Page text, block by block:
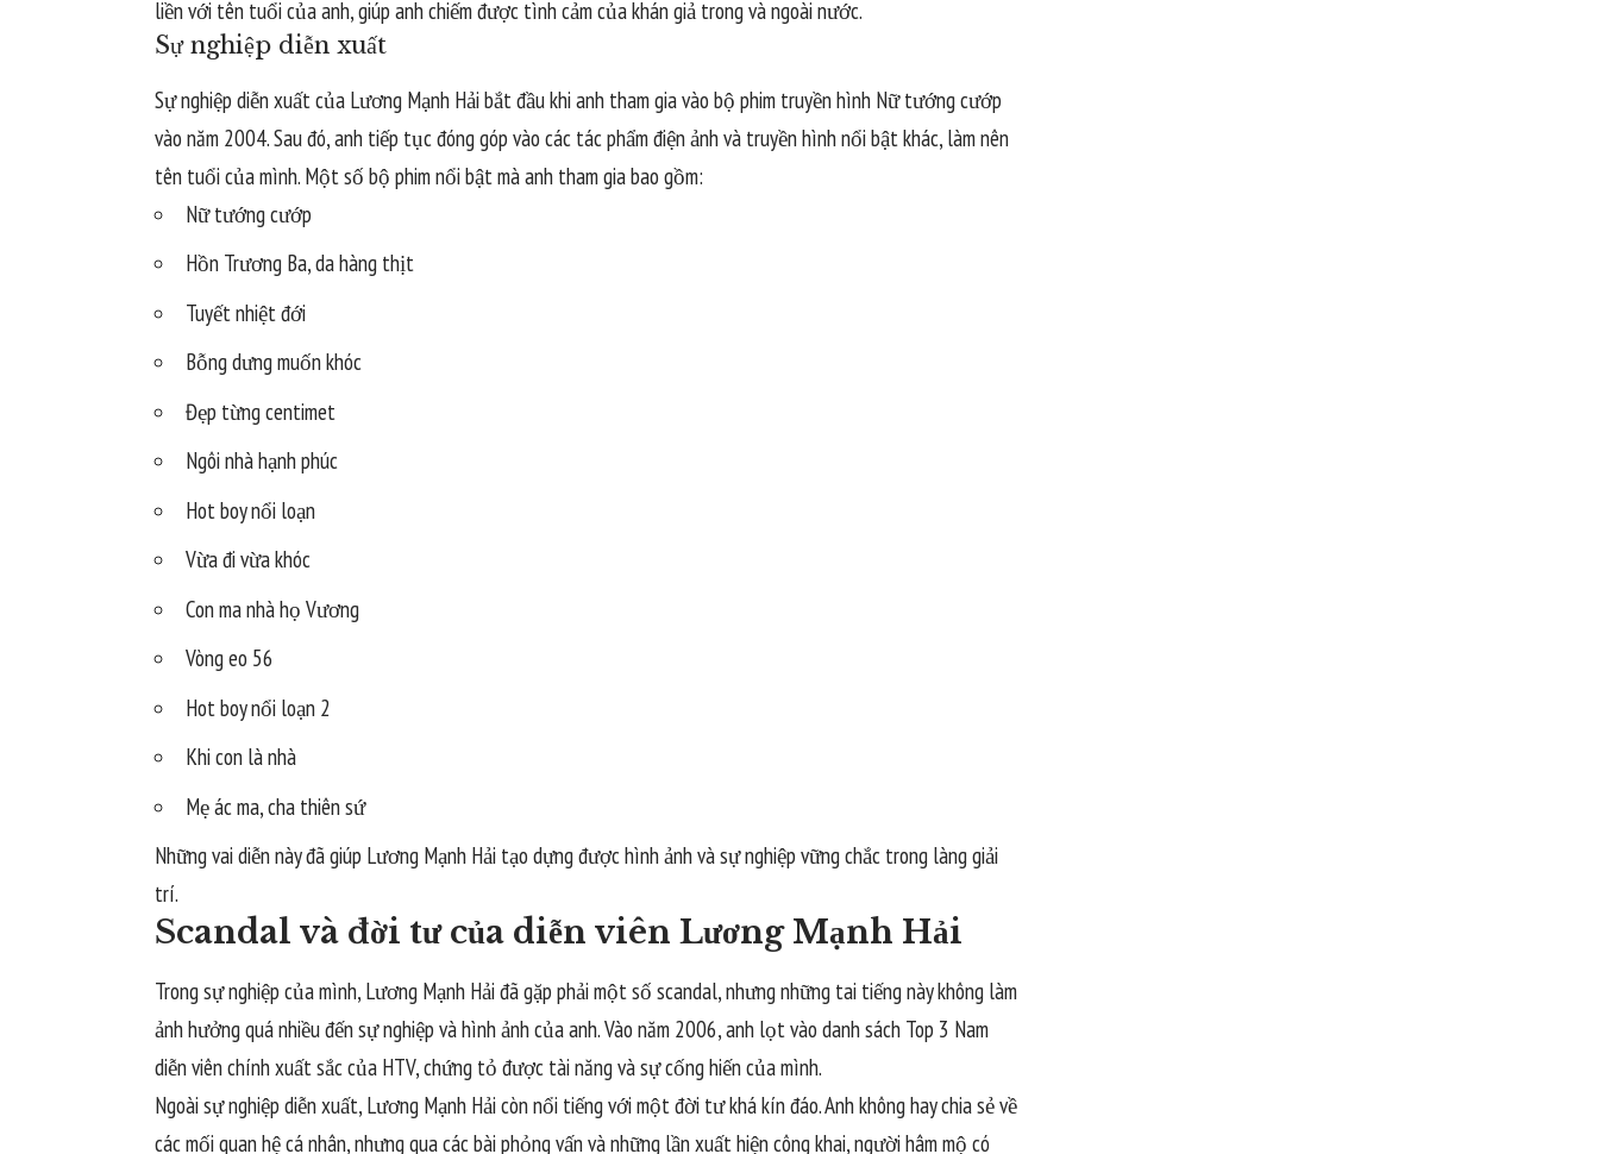
liền với tên tuổi của anh, giúp anh chiếm được tình cảm của khán giả trong và ngoài nước.
Sự nghiệp diễn xuất
Sự nghiệp diễn xuất của Lương Mạnh Hải bắt đầu khi anh tham gia vào bộ phim truyền hình Nữ tướng cướp
vào năm 2004. Sau đó, anh tiếp tục đóng góp vào các tác phẩm điện ảnh và truyền hình nổi bật khác, làm nên
tên tuổi của mình. Một số bộ phim nổi bật mà anh tham gia bao gồm:
Nữ tướng cướp
Hồn Trương Ba, da hàng thịt
Tuyết nhiệt đới
Bỗng dưng muốn khóc
Đẹp từng centimet
Ngôi nhà hạnh phúc
Hot boy nổi loạn
Vừa đi vừa khóc
Con ma nhà họ Vương
Vòng eo 56
Hot boy nổi loạn 2
Khi con là nhà
Mẹ ác ma, cha thiên sứ
Những vai diễn này đã giúp Lương Mạnh Hải tạo dựng được hình ảnh và sự nghiệp vững chắc trong làng giải
trí.
Scandal và đời tư của diễn viên Lương Mạnh Hải
Trong sự nghiệp của mình, Lương Mạnh Hải đã gặp phải một số scandal, nhưng những tai tiếng này không làm
ảnh hưởng quá nhiều đến sự nghiệp và hình ảnh của anh. Vào năm 2006, anh lọt vào danh sách Top 3 Nam
diễn viên chính xuất sắc của HTV, chứng tỏ được tài năng và sự cống hiến của mình.
Ngoài sự nghiệp diễn xuất, Lương Mạnh Hải còn nổi tiếng với một đời tư khá kín đáo. Anh không hay chia sẻ về
các mối quan hệ cá nhân, nhưng qua các bài phỏng vấn và những lần xuất hiện công khai, người hâm mộ có